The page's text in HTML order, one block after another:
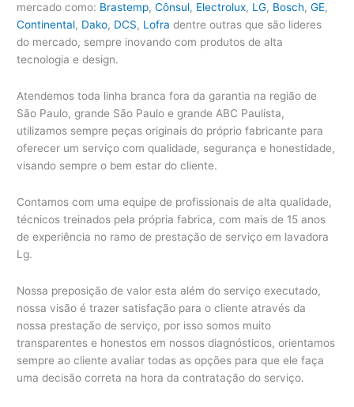
mercado como: Brastemp,Cônsul, Electrolux, LG, Bosch,GE,
Continental, Dako, DCS, Lofra dentre outras que são lideres
do mercado, sempre inovando com produtos de alta
tecnologia e design.
Atendemos toda linha branca fora da garantia na região de
São Paulo, grande São Paulo e grande ABC Paulista,
utilizamos sempre peças originais do próprio fabricante para
oferecer um serviço com qualidade, segurança e honestidade,
visando sempre o bem estar do cliente.
Contamos com uma equipe de profissionais de alta qualidade,
técnicos treinados pela própria fabrica, com mais de 15 anos
de experiência no ramo de prestação de serviço em lavadora
Lg.
Nossa preposição de valor esta além do serviço executado,
nossa visão é trazer satisfação para o cliente através da
nossa prestação de serviço, por isso somos muito
transparentes e honestos em nossos diagnósticos, orientamos
sempre ao cliente avaliar todas as opções para que ele faça
uma decisão correta na hora da contratação do serviço.